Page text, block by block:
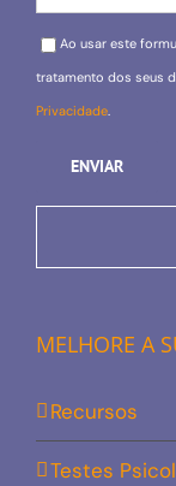
Please leave this field
Ao usar este
tratamento dos seus
Privacidade.
MELHORE A
Recursos
Testes